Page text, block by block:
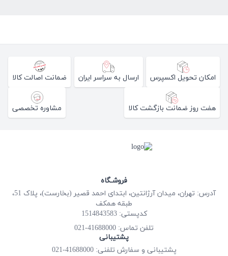
امکان تحویل اکسپرس ارسال به سراسر ایران ضمانت اصالت کالا
هفت روز ضمانت بازگشت کالا مشاوره تخصصی
فروشـگاه
آدرس: تهران، میدان آرژانتین، ابتدای احمد قصیر (بخارست)، پلاک 51،
طبقه همکف
کدپستی: 1514843583
تلفن تماس: 41688000-021
پشتیبانی
پشتیبانی و سفارش تلفنی: 41688000-021